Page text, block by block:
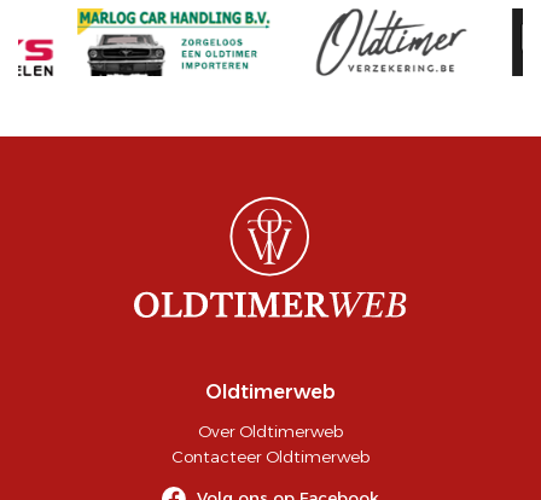
Oldtimerweb
Over Oldtimerweb
Contacteer Oldtimerweb